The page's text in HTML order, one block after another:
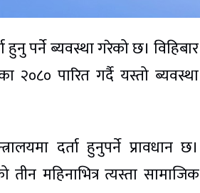
पर्ने ब्यवस्था गरेको छ। विहिबार
२०८० पारित गर्दै यस्तो ब्यवस्था
दर्ता हुनुपर्ने प्रावधान छ।
महिनाभित्र त्यस्ता सामाजिक